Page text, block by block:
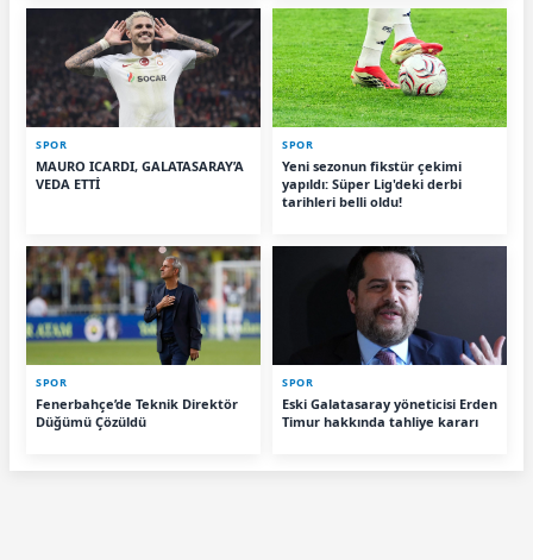
Kurulu üyeleriyle bir araya geldi.
Toplantı, Spor Kurulu Başkanı
Savaş Yıldırım başkanlığında
gerçekleştirildi.
SPOR
MAURO ICARDI, GALATASARAY’A
VEDA ETTİ
SPOR
Yeni sezonun fikstür çekimi
yapıldı: Süper Lig'deki derbi
tarihleri belli oldu!
SPOR
Fenerbahçe’de Teknik Direktör
Düğümü Çözüldü
SPOR
Eski Galatasaray yöneticisi Erden
Timur hakkında tahliye kararı